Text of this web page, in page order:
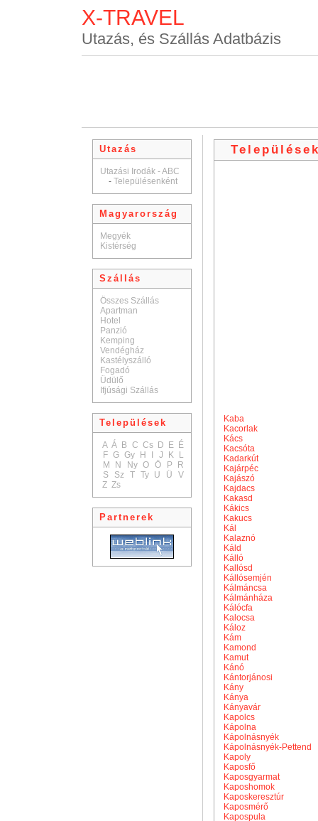
X-TRAVEL
Utazás, és Szállás Adatbázis
Utazás
Utazási Irodák - ABC
- Településenként
Magyarország
Megyék
Kistérség
Szállás
Összes Szállás
Apartman
Hotel
Panzió
Kemping
Vendégház
Kastélyszálló
Fogadó
Üdülő
Ifjúsági Szállás
Települések
A Á B C Cs D E É
F G Gy H J K
L
M
N Ny O Ö P
R
S
Sz T Ty U Ü
V
Z Zs
Partnerek
Kaba
Kacorlak
Kács
Kacsóta
Kadarkút
Kajárpéc
Kajászó
Kajdacs
Kakasd
Kákics
Kakucs
Kál
Kalaznó
Káld
Kálló
Kallósd
Kállósemjén
Kálmáncsa
Kálmánháza
Kálócfa
Kalocsa
Káloz
Kám
Kamond
Kamut
Kánó
Kántorjánosi
Kány
Kánya
Kányavár
Kapolcs
Kápolna
Kápolnásnyék
Kápolnásnyék-Pettend
Kapoly
Kaposfő
Kaposgyarmat
Kaposhomok
Kaposkeresztúr
Kaposmérő
Kapospula